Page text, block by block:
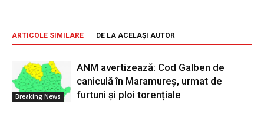
ARTICOLE SIMILARE DE LA ACELAȘI AUTOR
Breaking News
ANM avertizează: Cod Galben de
caniculă în Maramureș, urmat de
furtuni și ploi torențiale